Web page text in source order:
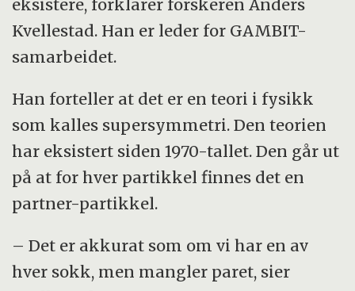
eksistere, forklarer forskeren Anders
Kvellestad. Han er leder for GAMBIT-
samarbeidet.
Han forteller at det er en teori i fysikk
som kalles supersymmetri. Den teorien
har eksistert siden 1970-tallet. Den går ut
på at for hver partikkel finnes det en
partner-partikkel.
– Det er akkurat som om vi har en av
hver sokk, men mangler paret, sier